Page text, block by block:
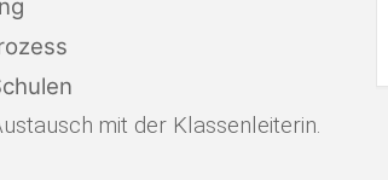
mit der Klassenleiterin.